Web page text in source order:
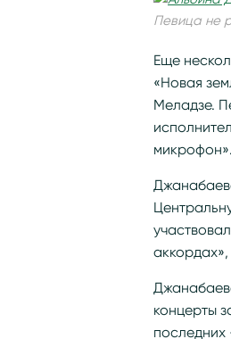
Певица не
Еще
«Новая
Меладзе.
микрофон».
концерты
последних